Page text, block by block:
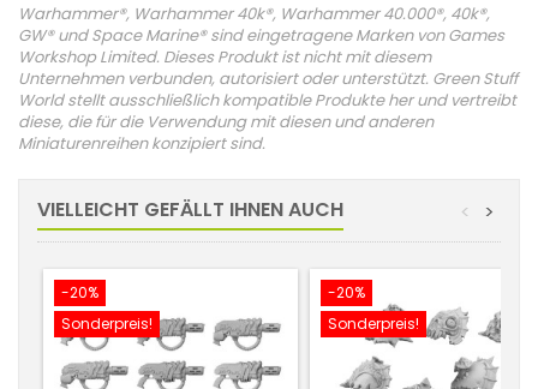
Warhammer®, Warhammer 40k®, Warhammer 40.000®, 40k®,
GW® und Space Marine® sind eingetragene Marken von Games
Workshop Limited. Dieses Produkt ist nicht mit diesem
Unternehmen verbunden, autorisiert oder unterstützt. Green Stuff
World stellt ausschließlich kompatible Produkte her und vertreibt
diese, die für die Verwendung mit diesen und anderen
Miniaturenreihen konzipiert sind.
VIELLEICHT GEFÄLLT IHNEN AUCH >
<
-20%
Sonderpreis!
-20%
Sonderpreis!